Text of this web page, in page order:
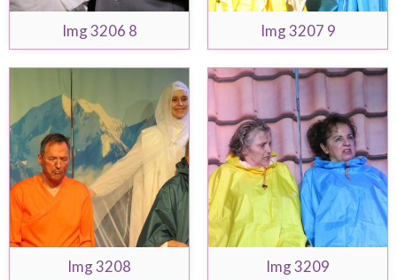
Img 3206 8 Img 3207 9
Img 3208 Img 3209